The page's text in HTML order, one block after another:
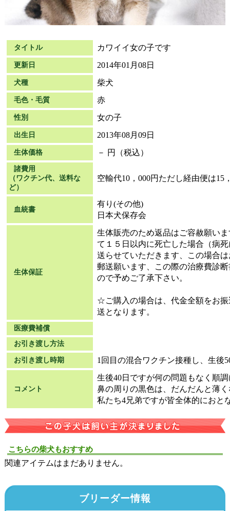
タイトル カワイイ女の子です
更新日 2014年01月08日
犬種 柴犬
毛色・毛質 赤
性別 女の子
出生日 2013年08月09日
生体価格 － 円（税込）
諸費用
（ワクチン代、送料な
ど）
空輸代10，000円ただし経由便は15
血統書
有り(その他)
日本犬保存会
生体保証
生体販売のため返品はご容赦願い
て１５日以内に死亡した場合（病
送らせていただきます、この場合
郵送願います、この際の治療費診
ので予めご了承下さい。
☆ご購入の場合は、代金全額をお
送となります。
医療費補償
お引き渡し方法
お引き渡し時期 1回目の混合ワクチン接種し、生後
コメント
生後40日ですが何の問題もなく順
鼻の周りの黒色は、だんだんと薄
私たち4兄弟ですが皆全体的におと
こちらの柴犬もおすすめ
関連アイテムはまだありません。
ブリーダー情報